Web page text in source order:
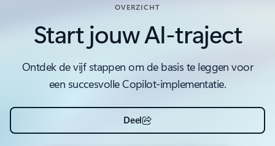
OVERZICHT
Start jouw AI-traject
Ontdek de vijf stappen om de basis te leggen voor
een succesvolle Copilot-implementatie.
Deel